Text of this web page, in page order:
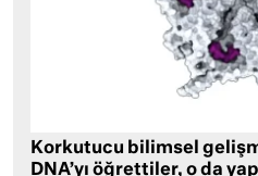
Korkutucu bilimsel
DNA’yı öğrettiler, o da